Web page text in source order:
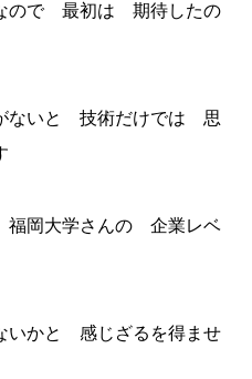
ので 最初は 期待したの
ないと 技術だけでは 思
福岡大学さんの 企業レベ
いかと 感じざるを得ませ